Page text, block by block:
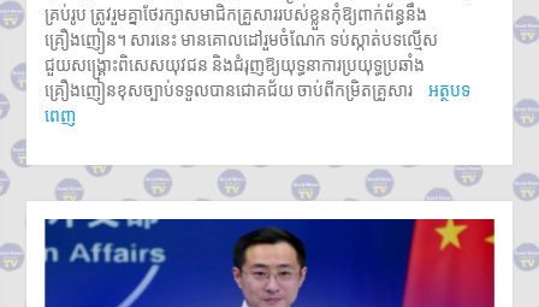
គ្រប់រូប ត្រូវរួមគ្នាថែរក្សាសមាជិកគ្រួសាររបស់ខ្លួនកុំឱ្យពាក់ព័ន្ធនឹង
គ្រឿងញៀន។ សារនេះ មានគោលដៅរួមចំណែក ទប់ស្កាត់បទល្មើស
ជួយសង្គ្រោះពិសេសយុវជន និងជំរុញឱ្យយុទ្ធនាការប្រយុទ្ធប្រឆាំង
គ្រឿងញៀនខុសច្បាប់ទទួលបានជោគជ័យ ចាប់ពីកម្រិតគ្រួសារ
អត្ថបទ
ពេញ